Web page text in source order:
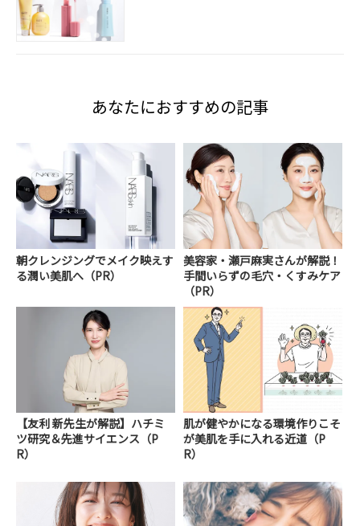
あなたにおすすめの記事
朝クレンジングでメイク映えす
る潤い美肌へ（PR）
美容家・瀬戸麻実さんが解説！
手間いらずの毛穴・くすみケア
（PR）
【友利 新先生が解説】ハチミ
ツ研究＆先進サイエンス（P
R）
肌が健やかになる環境作りこそ
が美肌を手に入れる近道（P
R）